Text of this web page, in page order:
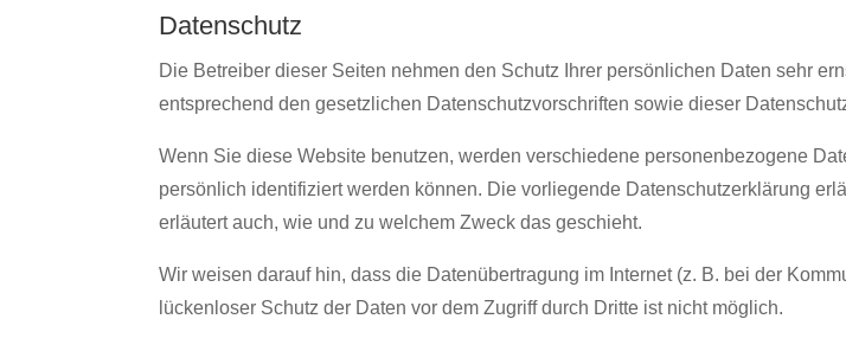
Datenschutz
Die Betreiber dieser Seiten nehmen den Schutz Ihrer persönlichen Daten sehr
entsprechend den gesetzlichen Datenschutzvorschriften sowie dieser
Wenn Sie diese Website benutzen, werden verschiedene personenbezogene
persönlich identifiziert werden können. Die vorliegende Datenschutzerklärung
erläutert auch, wie und zu welchem Zweck das geschieht.
Wir weisen darauf hin, dass die Datenübertragung im Internet (z. B. bei der
lückenloser Schutz der Daten vor dem Zugriff durch Dritte ist nicht möglich.